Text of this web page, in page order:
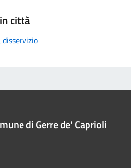
città
disservizio
di Gerre de' Caprioli